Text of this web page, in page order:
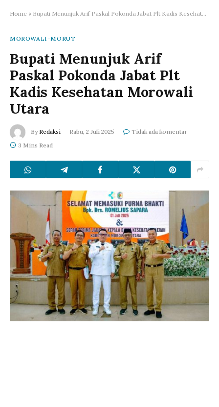
Home » Bupati Menunjuk Arif Paskal Pokonda Jabat Plt Kadis Kesehatan Morowali Utara
MOROWALI-MORUT
Bupati Menunjuk Arif
Paskal Pokonda Jabat Plt
Kadis Kesehatan Morowali
Utara
By Redaksi Rabu, 2 Juli 2025
Tidak ada komentar
3 Mins Read